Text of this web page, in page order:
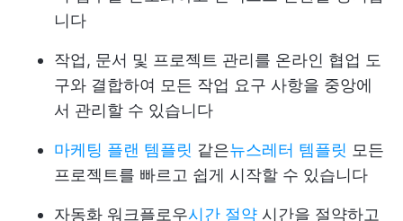
니다
작업, 문서 및 프로젝트 관리를 온라인 협업 도
구와 결합하여 모든 작업 요구 사항을 중앙에
서 관리할 수 있습니다
마케팅 플랜 템플릿 같은뉴스레터 템플릿 모든
프로젝트를 빠르고 쉽게 시작할 수 있습니다
자동화 워크플로우시간 절약 시간을 절약하고